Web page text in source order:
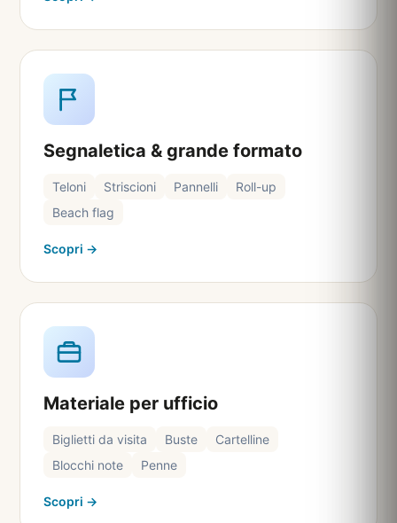
Segnaletica & grande formato
Teloni Striscioni Pannelli
Roll-up
Beach flag
Scopri →
Materiale per ufficio
Biglietti da visita Buste
Cartelline
Blocchi note
Penne
Scopri →